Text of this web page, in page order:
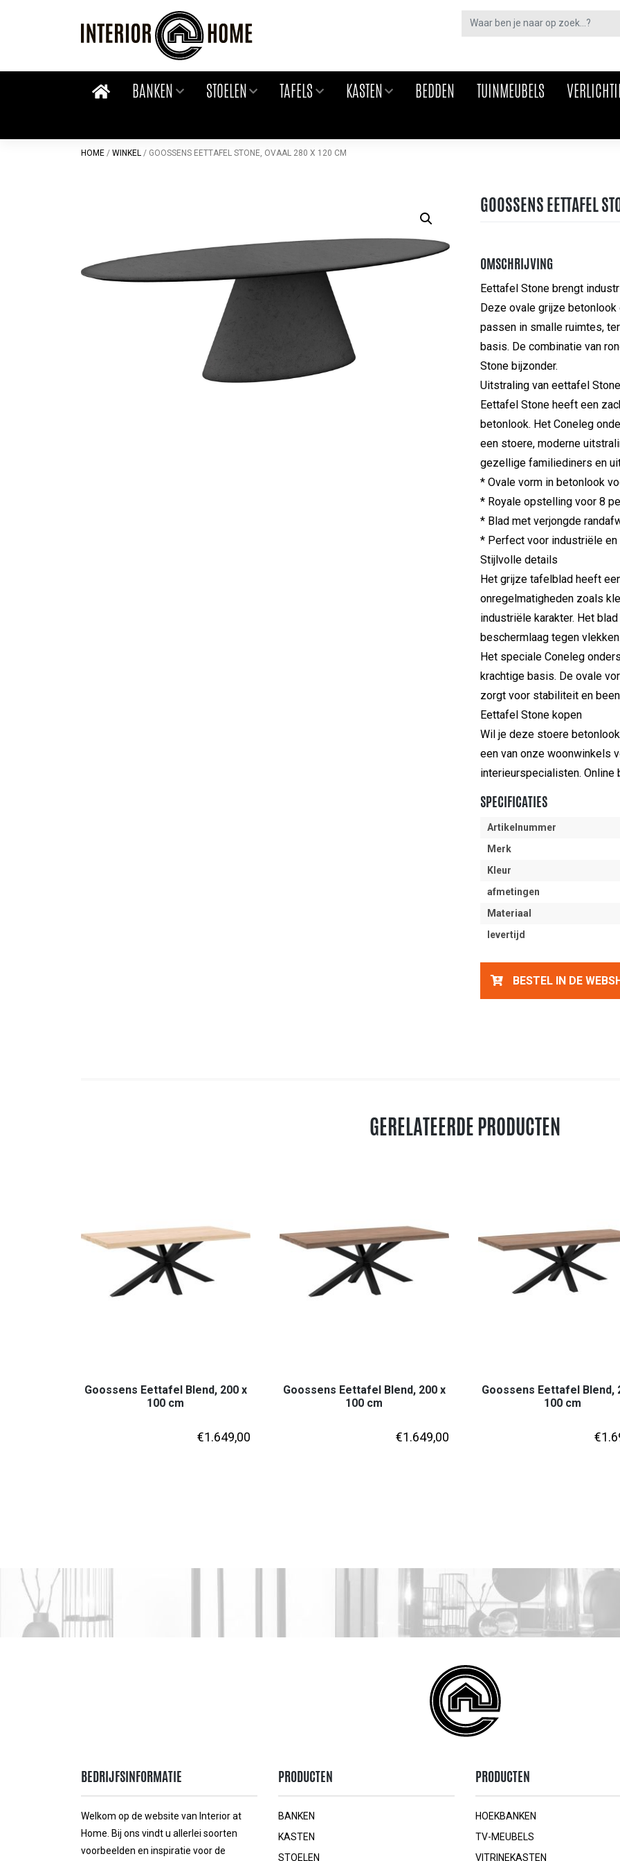
BANKEN STOELEN TAFELS KASTEN BEDDEN TUINMEUBELS
HOME / WINKEL / GOOSSENS EETTAFEL STONE, OVAAL 280 X 120 CM
GOOSSENS EETTAFEL
OMSCHRIJVING
Eettafel Stone brengt
Deze ovale grijze
passen in smalle ruimtes,
basis. De combinatie van
Stone bijzonder.
Uitstraling van eettafel
Eettafel Stone heeft een
betonlook. Het Coneleg
een stoere, moderne
gezellige familiediners en
* Ovale vorm in betonlook
* Royale opstelling voor 8
* Blad met verjongde
* Perfect voor industriële
Stijlvolle details
Het grijze tafelblad heeft
onregelmatigheden zoals
industriële karakter. Het
beschermlaag tegen
Het speciale Coneleg
krachtige basis. De ovale
zorgt voor stabiliteit en
Eettafel Stone kopen
Wil je deze stoere
een van onze woonwinkels
interieurspecialisten. Online
SPECIFICATIES
Artikelnummer
Merk
Kleur
afmetingen
Materiaal
levertijd
BESTEL IN DE
GERELATEERDE PRODUCTEN
Goossens Eettafel Blend, 200 x
100 cm
€1.649,00
Goossens Eettafel Blend, 200 x
100 cm
€1.649,00
Goossens Eettafel Blend,
100 cm
€
BEDRIJFSINFORMATIE
Welkom op de website van Interior at
Home. Bij ons vindt u allerlei soorten
voorbeelden en inspiratie voor de
PRODUCTEN
BANKEN
KASTEN
STOELEN
PRODUCTEN
HOEKBANKEN
TV-MEUBELS
VITRINEKASTEN